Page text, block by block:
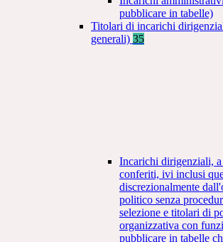
pubblicare in tabelle)
Titolari di incarichi
generali) 35
Incarichi dirigenziali,
conferiti, ivi inclusi
discrezionalmente
politico senza
selezione e titolari di
organizzativa con
pubblicare in tabelle